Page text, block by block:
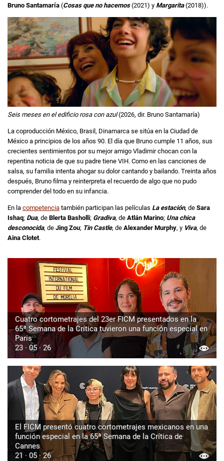
Bruno Santamaría (Cosas que no hacemos(2021) y Margarita(2018)).
Seis meses en el edificio rosa con azul(2026, dir. Bruno Santamaría)
La coproducción México, Brasil, Dinamarca se sitúa en la Ciudad de
México a principios de los años 90. El día que Bruno cumple 11 años, sus
crecientes sentimientos por su mejor amigo Vladimir chocan con la
repentina noticia de que su padre tiene VIH. Como en las canciones de
salsa, su familia intenta ahogar su dolor cantando y bailando. Treinta años
después, Bruno filma y reinterpreta el recuerdo de algo que no pudo
comprender del todo en su infancia.
En la competencia también participan las películas La estación, de Sara
Ishaq; Dua, de Blerta Basholli; Gradiva, de Atlán Marino; Una chica
desconocida, de Jing Zou; Tin Castle, de Alexander Murphy, y Viva, de
Aina Clotet.
Cuatro cortometrajes del 23er FICM presentados en la
65ª Semana de la Crítica tuvieron una función especial en
Paris
23 · 05 · 26
El FICM presentó cuatro cortometrajes mexicanos en una
función especial en la 65ª Semana de la Crítica de
Cannes
21 · 05 · 26